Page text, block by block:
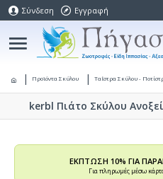
Σύνδεση Εγγραφή
Προϊόντα Σκύλου Ταΐστρα Σκύλου -
kerbl Πιάτο Σκύλου
ΕΚΠΤΩΣΗ 10% ΓΙΑ
Για πληρωμές μέσω